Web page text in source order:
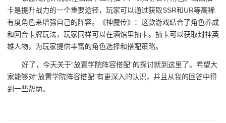
卡是提升战力的一个重要途径，玩家可以通过获取SSR和UR等高稀
有度角色来增强自己的阵容。《神魔传》：这款游戏结合了角色养成
和回合卡牌玩法，玩家同样可以在酒馆里抽卡。抽卡可以获取封神英
雄人物，为玩家提供丰富的角色选择和搭配策略。
好了，今天关于“放置学院阵容搭配”的探讨就到这里了。希望大
家能够对“放置学院阵容搭配”有更深入的认识，并且从我的回答中得
到一些帮助。